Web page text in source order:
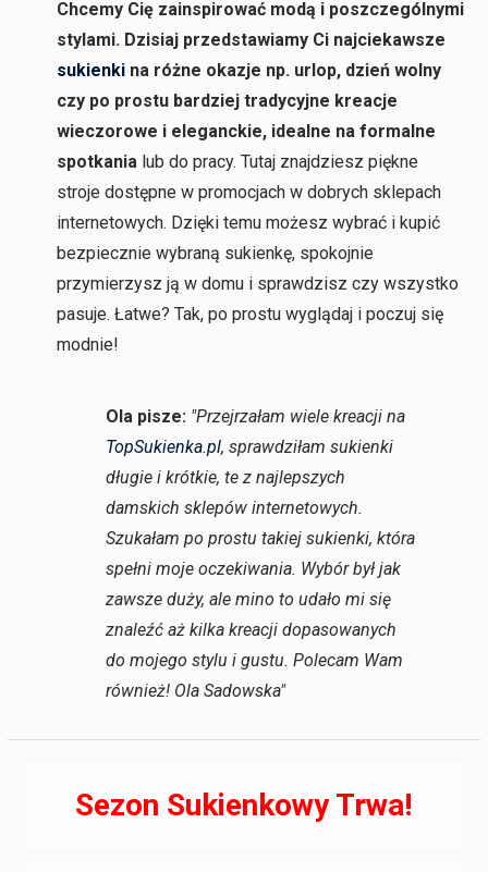
Chcemy Cię zainspirować modą i poszczególnymi
stylami. Dzisiaj przedstawiamy Ci najciekawsze
sukienkina różne okazje np. urlop, dzień wolny
czy po prostu bardziej tradycyjne kreacje
wieczorowe i eleganckie, idealne na formalne
spotkanialub do pracy. Tutaj znajdziesz piękne
stroje dostępne w promocjach w dobrych sklepach
internetowych. Dzięki temu możesz wybrać i kupić
bezpiecznie wybraną sukienkę, spokojnie
przymierzysz ją w domu i sprawdzisz czy wszystko
pasuje. Łatwe? Tak, po prostu wyglądaj i poczuj się
modnie!
Ola pisze: "Przejrzałam wiele kreacji na
TopSukienka.pl, sprawdziłam sukienki
długie i krótkie, te z najlepszych
damskich sklepów internetowych.
Szukałam po prostu takiej sukienki, która
spełni moje oczekiwania. Wybór był jak
zawsze duży, ale mino to udało mi się
znaleźć aż kilka kreacji dopasowanych
do mojego stylu i gustu. Polecam Wam
również! Ola Sadowska"
Sezon Sukienkowy Trwa!